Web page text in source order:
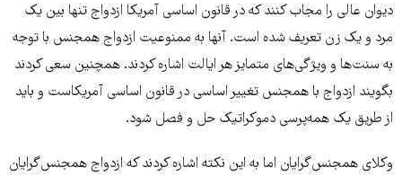
دیوان عالی را مجاب کنند که در قانون اساسی آمریکا ازدواج تنها بین یک
مرد و یک زن تعریف شده است. آنها به ممنوعیت ازدواج همجنس با توجه
به سنت‌ها و ویژگی‌های متمایز هر ایالت اشاره کردند. همچنین سعی کردند
بگویند ازدواج با همجنس تغییر اساسی در قانون اساسی آمریکاست و باید
از طریق یک همه‌پرسی دموکراتیک حل و فصل شود.
وکلای همجنس‌گرایان اما به این نکته اشاره کردند که ازدواج همجنس‌گرایان